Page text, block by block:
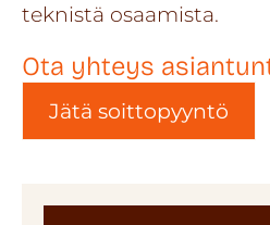
teknistä osaamista.
Ota yhteys
Jätä soittopyyntö